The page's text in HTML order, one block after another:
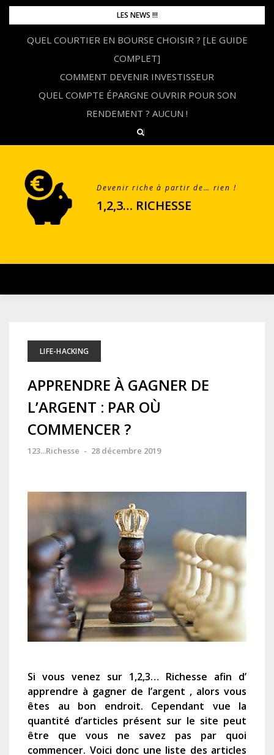
Skip
content
LES NEWS !!!
QUEL COURTIER EN BOURSE CHOISIR ? [LE GUIDE
COMPLET]
COMMENT DEVENIR INVESTISSEUR
QUEL COMPTE ÉPARGNE OUVRIR POUR SON
RENDEMENT ? AUCUN !
Devenir riche à partir de… rien !
1,2,3… RICHESSE
LIFE-HACKING
APPRENDRE À GAGNER DE
L’ARGENT : PAR OÙ
COMMENCER ?
123...Richesse - 28 décembre 2019
Si vous venez sur 1,2,3… Richesse afin d’
apprendre à gagner de l’argent , alors vous
êtes au bon endroit. Cependant vue la
quantité d’articles présent sur le site peut
être que vous ne savez pas par quoi
commencer. Voici donc une liste des articles